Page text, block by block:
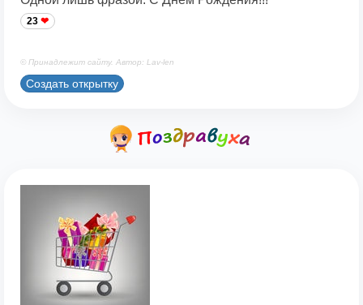
23
© Принадлежит сайту. Автор: Lav-len
Создать открытку